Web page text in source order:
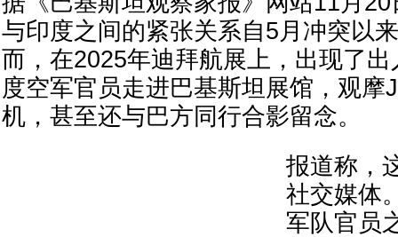
与印度之间的紧张关系自5月冲突以
而，在2025年迪拜航展上，出现了
度空军官员走进巴基斯坦展馆，观摩
机，甚至还与巴方同行合影留念。
报道称，
社交媒体
军队官员